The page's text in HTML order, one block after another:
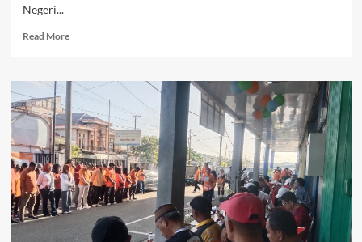
Negeri...
Read MoreRead
Nota
Kesepakatan
Ditandatangani,
Pemkot
Tual
Gandeng
Kejari
Tual
Kawal
Aspek
Hukum